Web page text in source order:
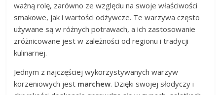
ważną rolę, zarówno ze względu na swoje właściwości
smakowe, jak i wartości odżywcze. Te warzywa często
używane są w różnych potrawach, a ich zastosowanie
zróżnicowane jest w zależności od regionu i tradycji
kulinarnej.
Jednym z najczęściej wykorzystywanych warzyw
korzeniowych jest marchew. Dzięki swojej słodyczy i